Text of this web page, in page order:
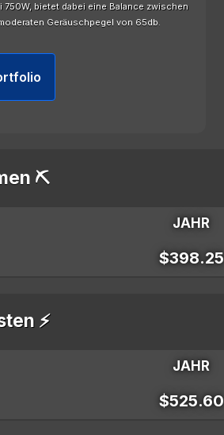
bietet dabei eine Balance zwischen
Geräuschpegel von 65db.
⛏️
JAHR
$398.25
⚡
JAHR
$525.60